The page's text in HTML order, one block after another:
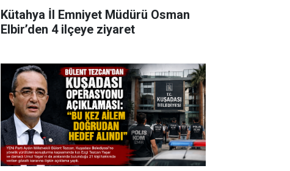
Kütahya İl Emniyet Müdürü Osman
Elbir’den 4 ilçeye ziyaret